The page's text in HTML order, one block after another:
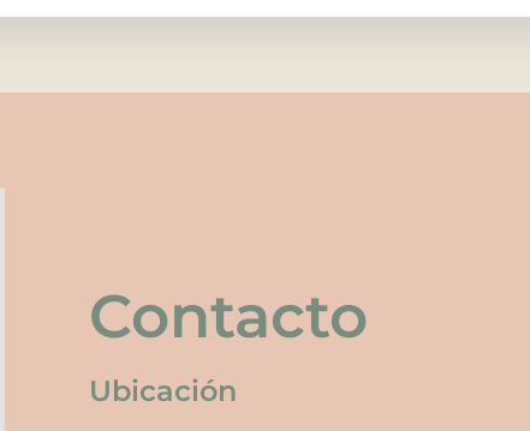
Contacto
Ubicación